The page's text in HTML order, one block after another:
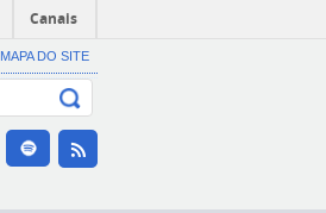
Canais
MAPA DO SITE